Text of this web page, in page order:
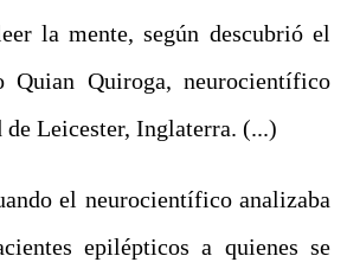
la mente, según descubrió el
Quian Quiroga, neurocientífico
Leicester, Inglaterra. (...)
el neurocientífico analizaba
epilépticos a quienes se